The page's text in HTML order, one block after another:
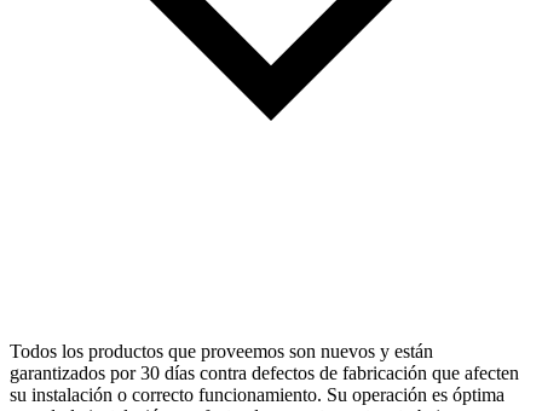
Todos los productos que proveemos son nuevos y están
garantizados por 30 días contra defectos de fabricación que afecten
su instalación o correcto funcionamiento. Su operación es óptima